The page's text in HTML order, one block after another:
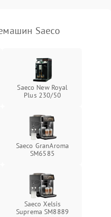
Saeco
Saeco New Royal
Plus 230/50
Saeco GranAroma
SM6585
Saeco Xelsis
Suprema SM8889